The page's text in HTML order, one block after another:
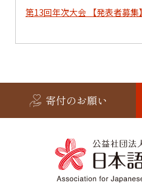
第13回年次大会 【発表者募集】
寄付のお願い